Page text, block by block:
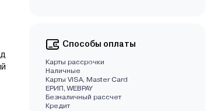
Способы оплаты
Карты рассрочки
Наличные
Карты VISA, Master Card
EРИП, WEBPAY
Безналичный рассчет
Кредит